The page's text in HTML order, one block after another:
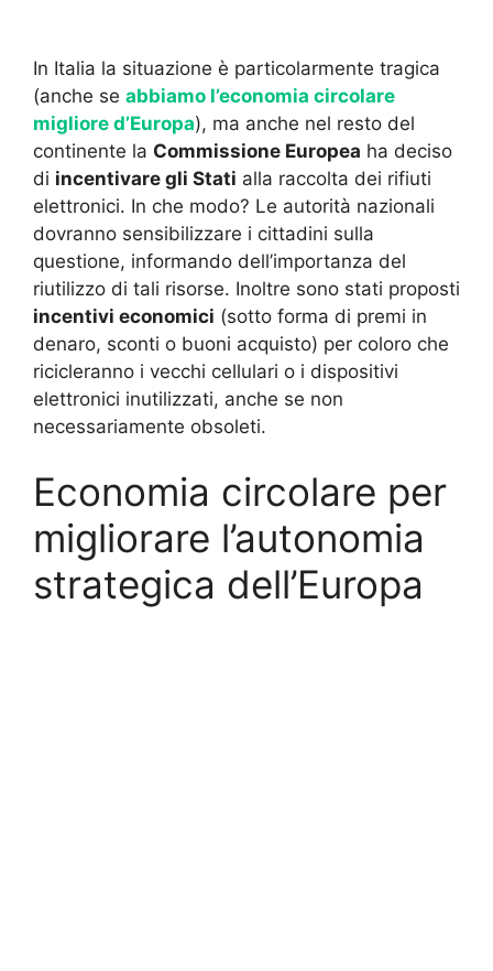
In Italia la situazione è particolarmente tragica
(anche se abbiamo l’economia circolare
migliore d’Europa), ma anche nel resto del
continente la Commissione Europea ha deciso
di incentivare gli Stati alla raccolta dei rifiuti
elettronici. In che modo? Le autorità nazionali
dovranno sensibilizzare i cittadini sulla
questione, informando dell’importanza del
riutilizzo di tali risorse. Inoltre sono stati proposti
incentivi economici (sotto forma di premi in
denaro, sconti o buoni acquisto) per coloro che
ricicleranno i vecchi cellulari o i dispositivi
elettronici inutilizzati, anche se non
necessariamente obsoleti.
Economia circolare per
migliorare l’autonomia
strategica dell’Europa